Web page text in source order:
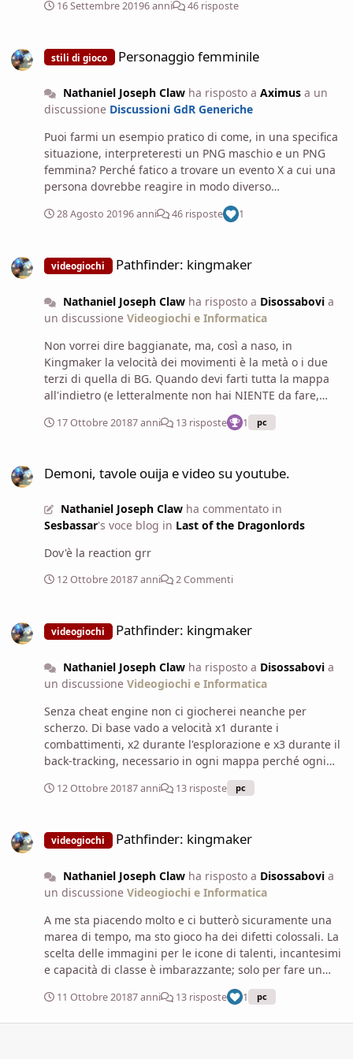
cosa voglia dire. Se mi dici che non interpreti un nano
cosa fai riferimento?
16 Settembre 20196 anni 46 risposte
stili di gioco Personaggio femminile
Nathaniel Joseph Clawha risposto a Aximusa un
discussione Discussioni GdR Generiche
Puoi farmi un esempio pratico di come, in una specifica
situazione, interpreteresti un PNG maschio e un PNG
femmina? Perché fatico a trovare un evento X a cui una
persona dovrebbe reagire in modo diverso
univocamente in base al sesso (ad eccezione del parto,
in cui un png maschio reagirebbe in modo piuttosto
28 Agosto 20196 anni 46 risposte 1
videogiochi Pathfinder: kingmaker
Nathaniel Joseph Clawha risposto a Disossabovia
un discussione Videogiochi e Informatica
Non vorrei dire baggianate, ma, così a naso, in
Kingmaker la velocità dei movimenti è la metà o i due
terzi di quella di BG. Quando devi farti tutta la mappa
all'indietro (e letteralmente non hai NIENTE da fare,
perché hai già trucidato tutti), non è accettabile stare
cinque minuti a fissare il vuoto. Poi ciao se piove ti
deluso. Non è inferiore al primo sotto nessun aspetto.
ci ha giocato è un capolavoro, per l'altra metà è una
discarica in fiamme. Se vuoi proprio prenderne solo
uno, te lo sconsiglio: non ha senso lanciare una moneta
se puoi andare sul sicuro con Divinity. Kingmaker
lascialo perdere, ci metteranno mesi (se non anni) a
17 Ottobre 20187 anni 13 risposte 1 pc
Demoni, tavole ouija e video su youtube.
Nathaniel Joseph Clawha commentato in
Sesbassar's voce blog in Last of the Dragonlords
Dov'è la reaction grr
12 Ottobre 20187 anni 2 Commenti
videogiochi Pathfinder: kingmaker
Nathaniel Joseph Clawha risposto a Disossabovia
un discussione Videogiochi e Informatica
Senza cheat engine non ci giocherei neanche per
scherzo. Di base vado a velocità x1 durante i
combattimenti, x2 durante l'esplorazione e x3 durante il
back-tracking, necessario in ogni mappa perché ogni
mappa ha quasi sempre un singolo punto di
ingresso/uscita (???).
12 Ottobre 20187 anni 13 risposte pc
videogiochi Pathfinder: kingmaker
Nathaniel Joseph Clawha risposto a Disossabovia
un discussione Videogiochi e Informatica
A me sta piacendo molto e ci butterò sicuramente una
marea di tempo, ma sto gioco ha dei difetti colossali. La
scelta delle immagini per le icone di talenti, incantesimi
e capacità di classe è imbarazzante; solo per fare un
paio di esempi: le icone dei compagni animali sono fatte
a caso (e proprio brutte da vedere), le icone delle
capacità di classe del magus sembrano fatte da una
11 Ottobre 20187 anni 13 risposte 1 pc